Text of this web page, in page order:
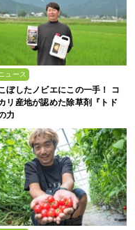
ュース
ぼしたノビエにこの一手！ コ
リ産地が認めた除草剤『トド
力